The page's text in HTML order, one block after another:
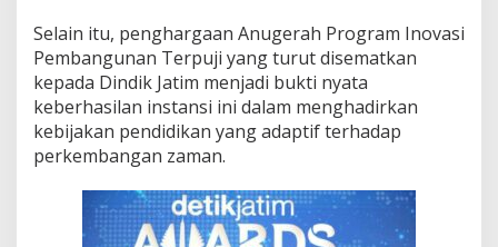
Selain itu, penghargaan Anugerah Program Inovasi
Pembangunan Terpuji yang turut disematkan
kepada Dindik Jatim menjadi bukti nyata
keberhasilan instansi ini dalam menghadirkan
kebijakan pendidikan yang adaptif terhadap
perkembangan zaman.